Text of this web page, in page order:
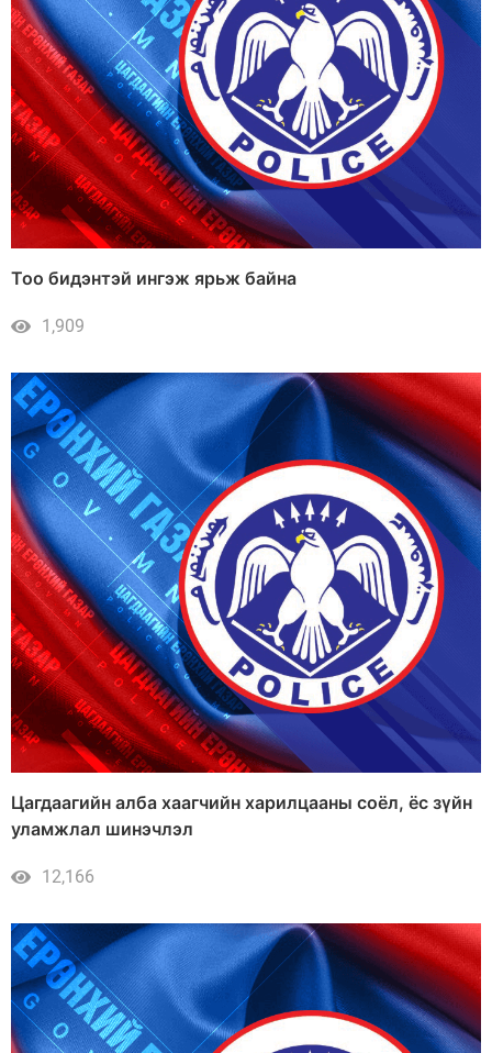
Тоо бидэнтэй ингэж ярьж байна
1,909
Цагдаагийн алба хаагчийн харилцааны соёл, ёс зүйн
уламжлал шинэчлэл
12,166